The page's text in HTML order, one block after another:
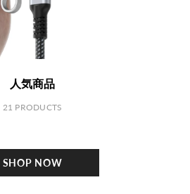
人気商品
21 PRODUCTS
SHOP NOW